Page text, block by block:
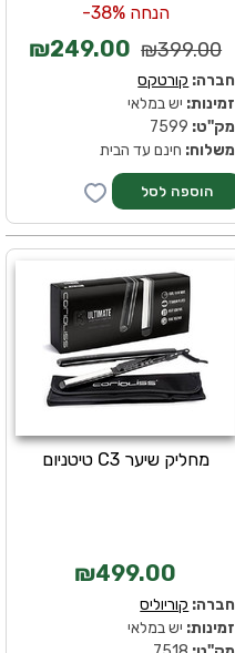
הנחה 38%-
₪399.00
₪249.00
חברה: קורטקס
זמינות: יש במלאי
מק''ט:
משלוח: חינם עד הבית
מחליק שיער C3 טיטניום
₪499.00
חברה: קוריוליס
זמינות: יש במלאי